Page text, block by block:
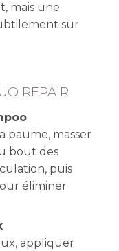
mais une
sur
REPAIR
paume, masser
bout des
puis
éliminer
appliquer